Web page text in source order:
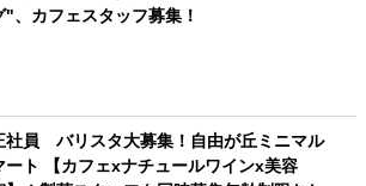
"、カフェスタッフ募集！
社員 バリスタ大募集！自由が丘ミニマル
ート 【カフェxナチュールワインx美容